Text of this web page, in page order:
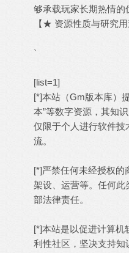
够承载玩家长期热情的
【★ 资源性质与研究
`
[list=1]
[*]本站（Gm版本库）
本”等数字资源，其知
仅限于个人进行软件技
流。
[*]严禁任何未经授权的
架设、运营等。任何此
部法律责任。
[*]本站是以促进计算机
利性社区，坚决支持